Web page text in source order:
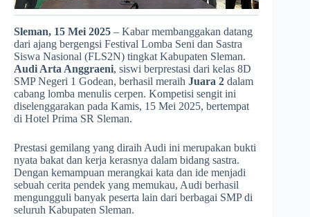
Sleman, 15 Mei 2025 – Kabar membanggakan datang
dari ajang bergengsi Festival Lomba Seni dan Sastra
Siswa Nasional (FLS2N) tingkat Kabupaten Sleman.
Audi Arta Anggraeni, siswi berprestasi dari kelas 8D
SMP Negeri 1 Godean, berhasil meraih Juara 2 dalam
cabang lomba menulis cerpen. Kompetisi sengit ini
diselenggarakan pada Kamis, 15 Mei 2025, bertempat
di Hotel Prima SR Sleman.
Prestasi gemilang yang diraih Audi ini merupakan bukti
nyata bakat dan kerja kerasnya dalam bidang sastra.
Dengan kemampuan merangkai kata dan ide menjadi
sebuah cerita pendek yang memukau, Audi berhasil
mengungguli banyak peserta lain dari berbagai SMP di
seluruh Kabupaten Sleman.